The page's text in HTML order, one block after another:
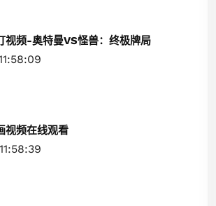
视频-奥特曼VS怪兽：终极牌局
视频在线观看